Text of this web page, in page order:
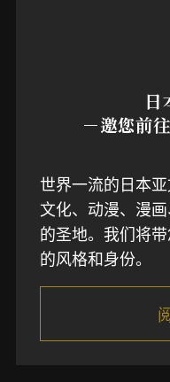
日
－邀您前
世界一流的日本
文化、动漫、漫
的圣地。我们将
的风格和身份。